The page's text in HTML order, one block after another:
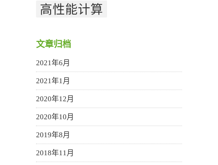
高性能计算
文章归档
2021年6月
2021年1月
2020年12月
2020年10月
2019年8月
2018年11月